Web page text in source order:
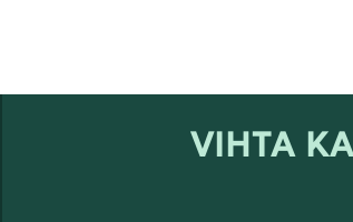
VIHTA